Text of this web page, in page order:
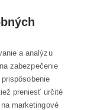
a analýzu
zabezpečenie
preniesť určité
marketingové